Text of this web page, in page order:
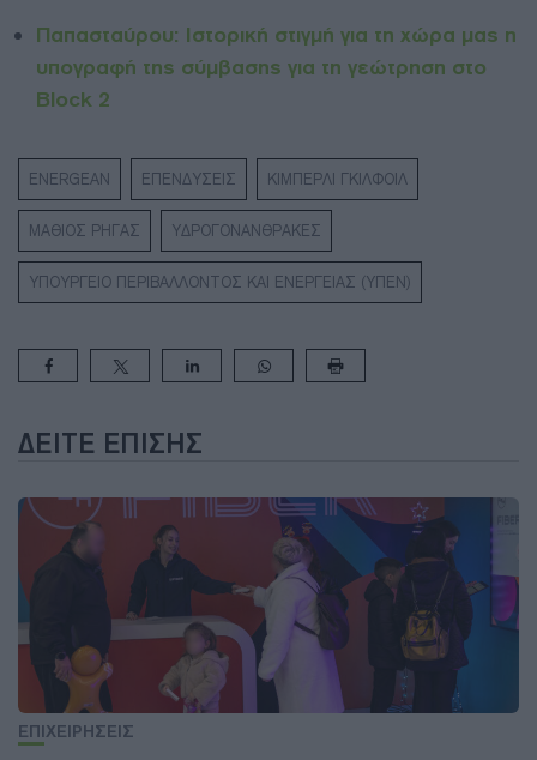
Παπασταύρου: Ιστορική στιγμή για τη χώρα μας η
υπογραφή της σύμβασης για τη γεώτρηση στο
Block 2
ENERGEAN ΕΠΕΝΔΥΣΕΙΣ ΚΙΜΠΕΡΛΙ ΓΚΙΛΦΟΙΛ
ΜΑΘΙΟΣ ΡΗΓΑΣ ΥΔΡΟΓΟΝΑΝΘΡΑΚΕΣ
ΥΠΟΥΡΓΕΙΟ ΠΕΡΙΒΑΛΛΟΝΤΟΣ ΚΑΙ ΕΝΕΡΓΕΙΑΣ (ΥΠΕΝ)
ΔΕΊΤΕ ΕΠΊΣΗΣ
ΕΠΙΧΕΙΡΗΣΕΙΣ